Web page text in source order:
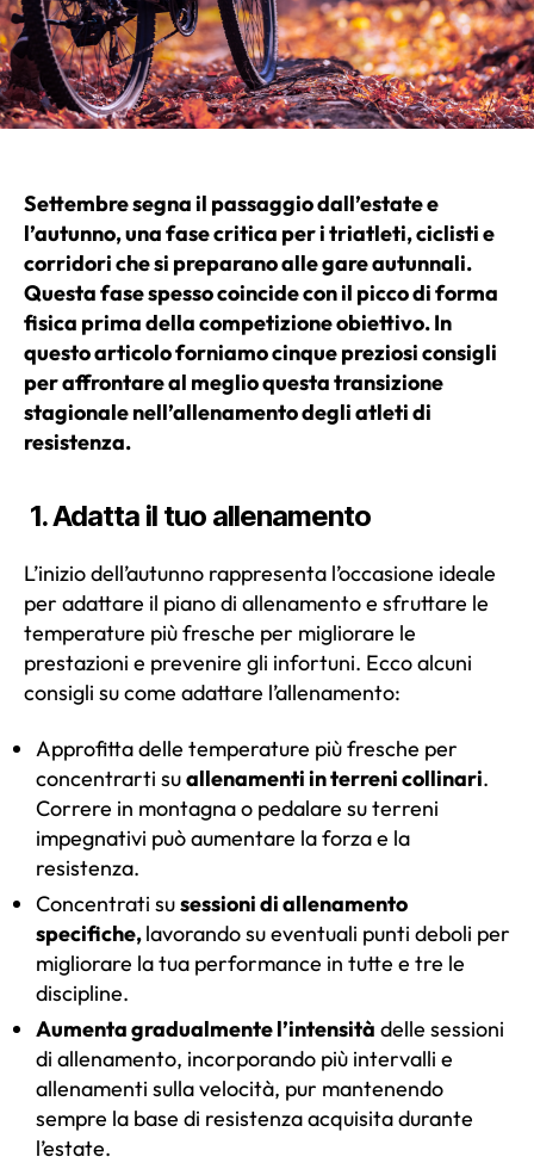
Settembre segna il passaggio dall’estate e
l’autunno, una fase critica per i triatleti, ciclisti e
corridori che si preparano alle gare autunnali.
Questa fase spesso coincide con il picco di forma
fisica prima della competizione obiettivo. In
questo articolo forniamo cinque preziosi consigli
per affrontare al meglio questa transizione
stagionale nell’allenamento degli atleti di
resistenza.
1.Adatta il tuo allenamento
L’inizio dell’autunno rappresenta l’occasione ideale
per adattare il piano di allenamento e sfruttare le
temperature più fresche per migliorare le
prestazioni e prevenire gli infortuni. Ecco alcuni
consigli su come adattare l’allenamento:
Approfitta delle temperature più fresche per
concentrarti suallenamenti in terreni collinari.
Correre in montagna o pedalare su terreni
impegnativi può aumentare la forza e la
resistenza.
Concentrati susessioni di allenamento
specifiche,lavorando su eventuali punti deboli per
migliorare la tua performance in tutte e tre le
discipline.
Aumenta gradualmente l’intensità delle sessioni
di allenamento, incorporando più intervalli e
allenamenti sulla velocità, pur mantenendo
sempre la base di resistenza acquisita durante
l’estate.